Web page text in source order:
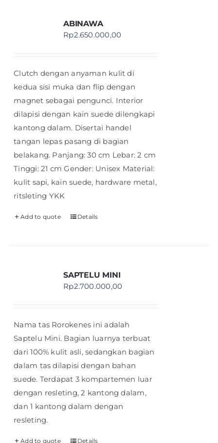
ABINAWA
Rp2.650.000,00
Clutch dengan anyaman kulit di
kedua sisi muka dan flip dengan
magnet sebagai pengunci. Interior
dilapisi dengan kain suede dilengkapi
kantong dalam. Disertai handel
tangan lepas pasang di bagian
belakang. Panjang: 30 cm Lebar: 2 cm
Tinggi: 21 cm Gender: Unisex Material:
kulit sapi, kain suede, hardware metal,
ritsleting YKK
Add to quote Details
SAPTELU MINI
Rp2.700.000,00
Nama tas Rorokenes ini adalah
Saptelu Mini. Bagian luarnya terbuat
dari 100% kulit asli, sedangkan bagian
dalam tas dilapisi dengan bahan
suede. Terdapat 3 kompartemen luar
dengan resleting, 2 kantong dalam,
dan 1 kantong dalam dengan
resleting.
Add to quote Details